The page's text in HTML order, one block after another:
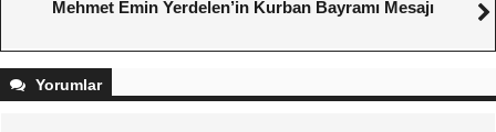
Mehmet Emin Yerdelen’in Kurban Bayramı Mesajı
Yorumlar